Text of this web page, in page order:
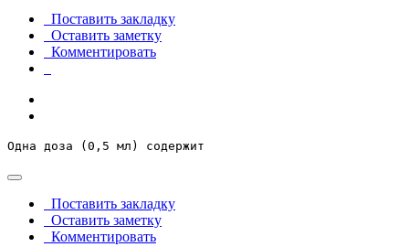
Поставить закладку
Оставить заметку
Комментировать
Одна доза (0,5 мл) содержит
Поставить закладку
Оставить заметку
Комментировать